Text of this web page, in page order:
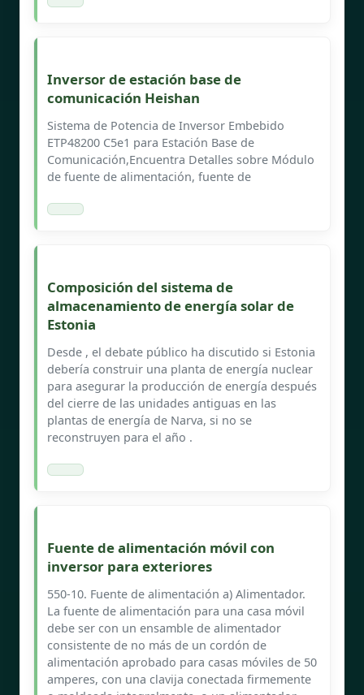
Inversor de estación base de
comunicación Heishan
Sistema de Potencia de Inversor Embebido
ETP48200 C5e1 para Estación Base de
Comunicación,Encuentra Detalles sobre Módulo
de fuente de alimentación, fuente de
Composición del sistema de
almacenamiento de energía solar de
Estonia
Desde , el debate público ha discutido si Estonia
debería construir una planta de energía nuclear
para asegurar la producción de energía después
del cierre de las unidades antiguas en las
plantas de energía de Narva, si no se
reconstruyen para el año .
Fuente de alimentación móvil con
inversor para exteriores
550-10. Fuente de alimentación a) Alimentador.
La fuente de alimentación para una casa móvil
debe ser con un ensamble de alimentador
consistente de no más de un cordón de
alimentación aprobado para casas móviles de 50
amperes, con una clavija conectada firmemente